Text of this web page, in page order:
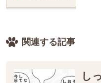
関連する記事
し